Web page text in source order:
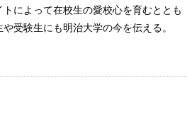
によって在校生の愛校心を育むととも
受験生にも明治大学の今を伝える。